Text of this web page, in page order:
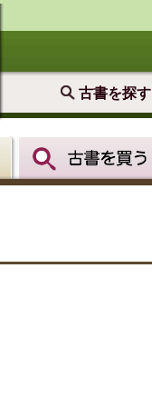
古書を探す